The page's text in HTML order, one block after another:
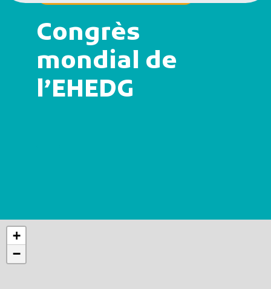
Congrès
mondial de
l’EHEDG
+
−